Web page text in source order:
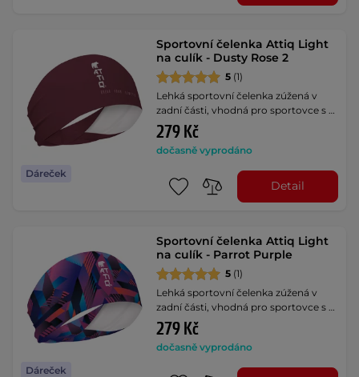
Dáreček
Sportovní čelenka Attiq Light
na culík - Dusty Rose 2
5 (1)
Lehká sportovní čelenka zúžená v
zadní části, vhodná pro sportovce s …
279 Kč
dočasně vyprodáno
Detail
Dáreček
Sportovní čelenka Attiq Light
na culík - Parrot Purple
5 (1)
Lehká sportovní čelenka zúžená v
zadní části, vhodná pro sportovce s …
279 Kč
dočasně vyprodáno